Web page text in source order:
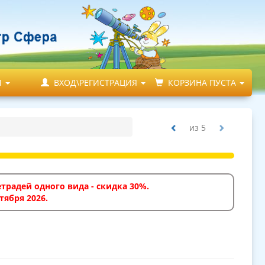
ВХОД\РЕГИСТРАЦИЯ КОРЗИНА ПУСТА
из 5
одного вида - скидка 30%.
2026.